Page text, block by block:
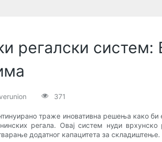
регалски
371
траже иновативна решења како би
регала. Овај систем нуди
додатног капацитета за складиштење.